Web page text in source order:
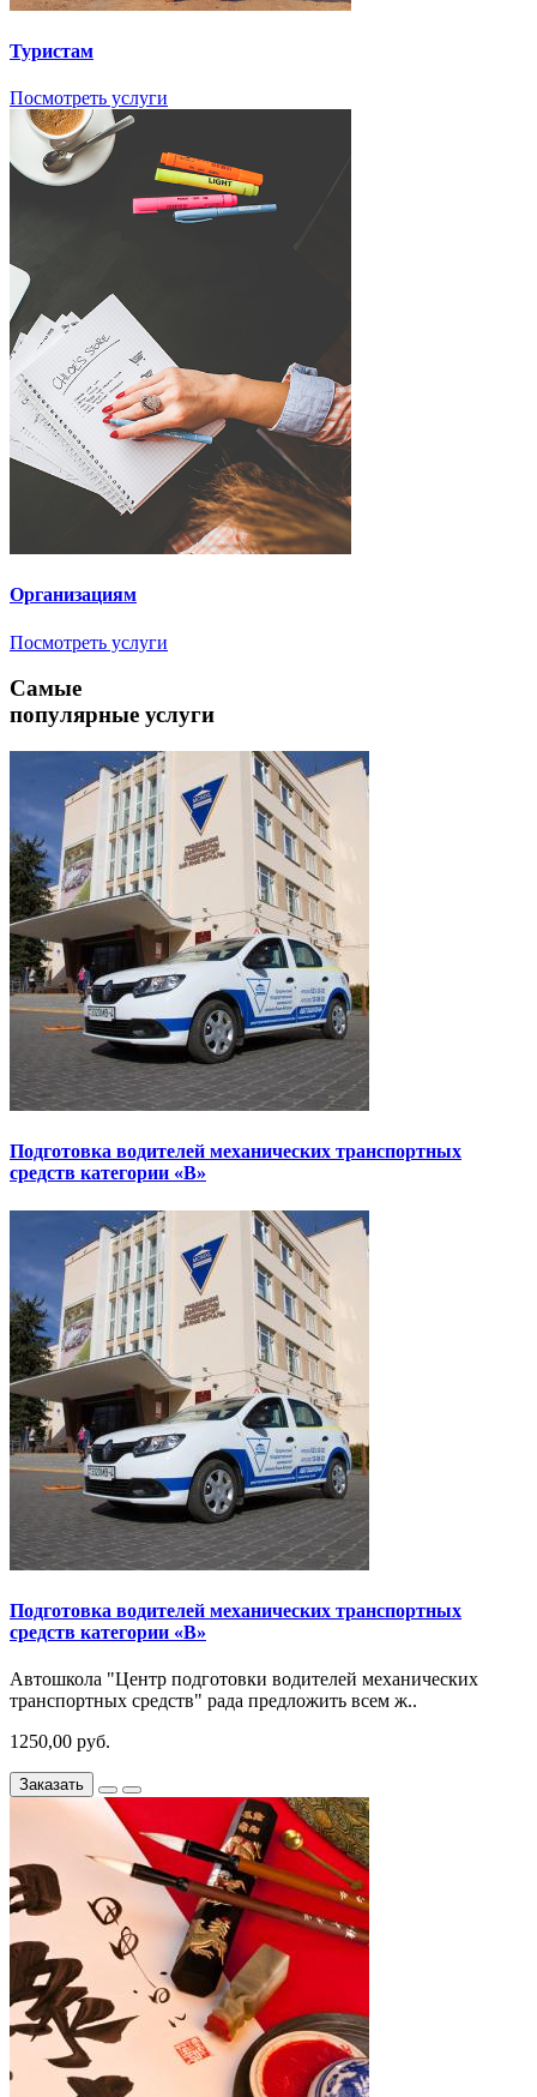
Туристам
Посмотреть услуги
Организациям
Посмотреть услуги
Самые
популярные услуги
Подготовка водителей механических транспортных
средств категории «В»
Подготовка водителей механических транспортных
средств категории «В»
Автошкола "Центр подготовки водителей механических
транспортных средств" рада предложить всем ж..
1250,00 руб.
Заказать